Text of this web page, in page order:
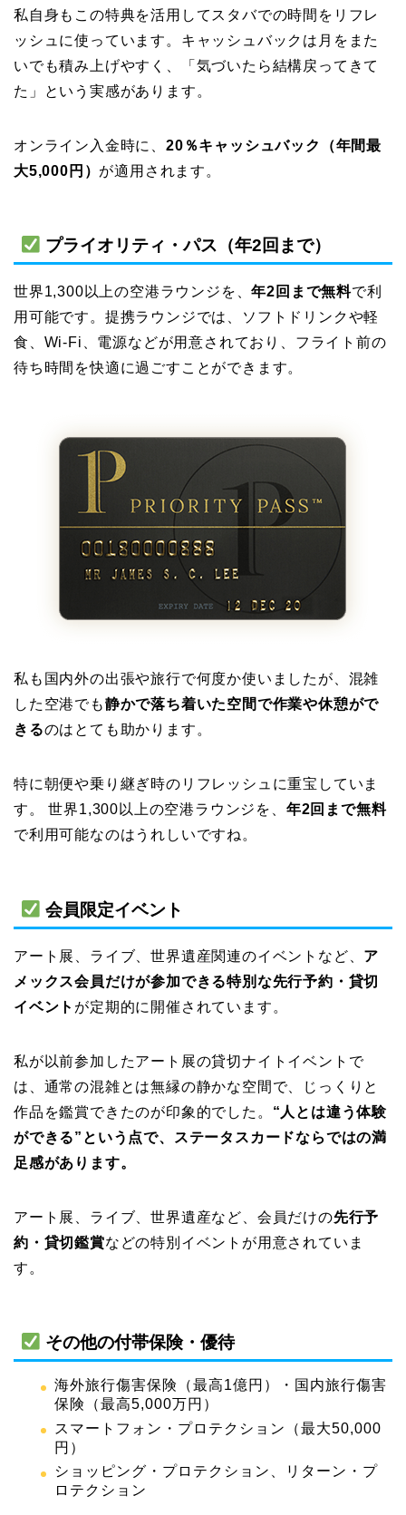
私自身もこの特典を活用してスタバでの時間をリフレ
ッシュに使っています。キャッシュバックは月をまた
いでも積み上げやすく、「気づいたら結構戻ってきて
た」という実感があります。
オンライン入金時に、 20％キャッシュバック（年間最
大5,000円） が適用されます。
プライオリティ・パス（年2回まで）
世界1,300以上の空港ラウンジを、年2回まで無料で利
用可能です。提携ラウンジでは、ソフトドリンクや軽
食、Wi-Fi、電源などが用意されており、フライト前の
待ち時間を快適に過ごすことができます。
私も国内外の出張や旅行で何度か使いましたが、混雑
した空港でも静かで落ち着いた空間で作業や休憩がで
きるのはとても助かります。
特に朝便や乗り継ぎ時のリフレッシュに重宝していま
す。 世界1,300以上の空港ラウンジを、 年2回まで無料
で利用可能なのはうれしいですね。
会員限定イベント
アート展、ライブ、世界遺産関連のイベントなど、 ア
メックス会員だけが参加できる特別な先行予約・貸切
イベント が定期的に開催されています。
私が以前参加したアート展の貸切ナイトイベントで
は、通常の混雑とは無縁の静かな空間で、じっくりと
作品を鑑賞できたのが印象的でした。 “人とは違う体験
ができる”という点で、ステータスカードならではの満
足感があります。
アート展、ライブ、世界遺産など、会員だけの先行予
約・貸切鑑賞などの特別イベントが用意されていま
す。
その他の付帯保険・優待
海外旅行傷害保険（最高1億円）・国内旅行傷害
保険（最高5,000万円）
スマートフォン・プロテクション（最大50,000
円）
ショッピング・プロテクション、リターン・プ
ロテクション